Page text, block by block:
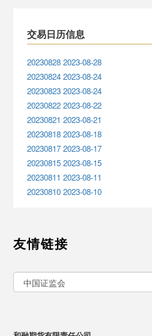
交易日历信息
20230828 2023-08-28
20230824 2023-08-24
20230823 2023-08-24
20230822 2023-08-22
20230821 2023-08-21
20230818 2023-08-18
20230817 2023-08-17
20230815 2023-08-15
20230811 2023-08-11
20230810 2023-08-10
友情链接